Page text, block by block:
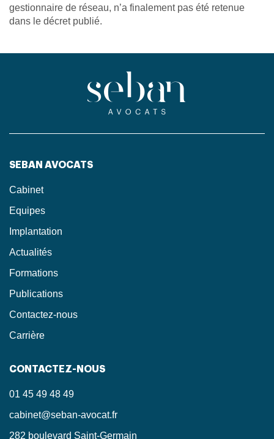
gestionnaire de réseau, n’a finalement pas été retenue
dans le décret publié.
SEBAN AVOCATS
Cabinet
Equipes
Implantation
Actualités
Formations
Publications
Contactez-nous
Carrière
CONTACTEZ-NOUS
01 45 49 48 49
cabinet@seban-avocat.fr
282 boulevard Saint-Germain